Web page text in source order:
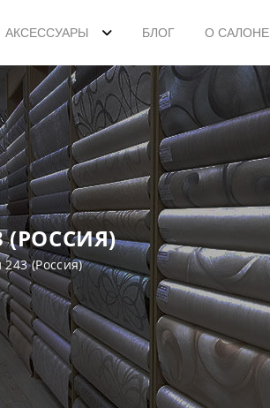
АКСЕССУАРЫ БЛОГ О САЛОНЕ
(РОССИЯ)
(Россия)